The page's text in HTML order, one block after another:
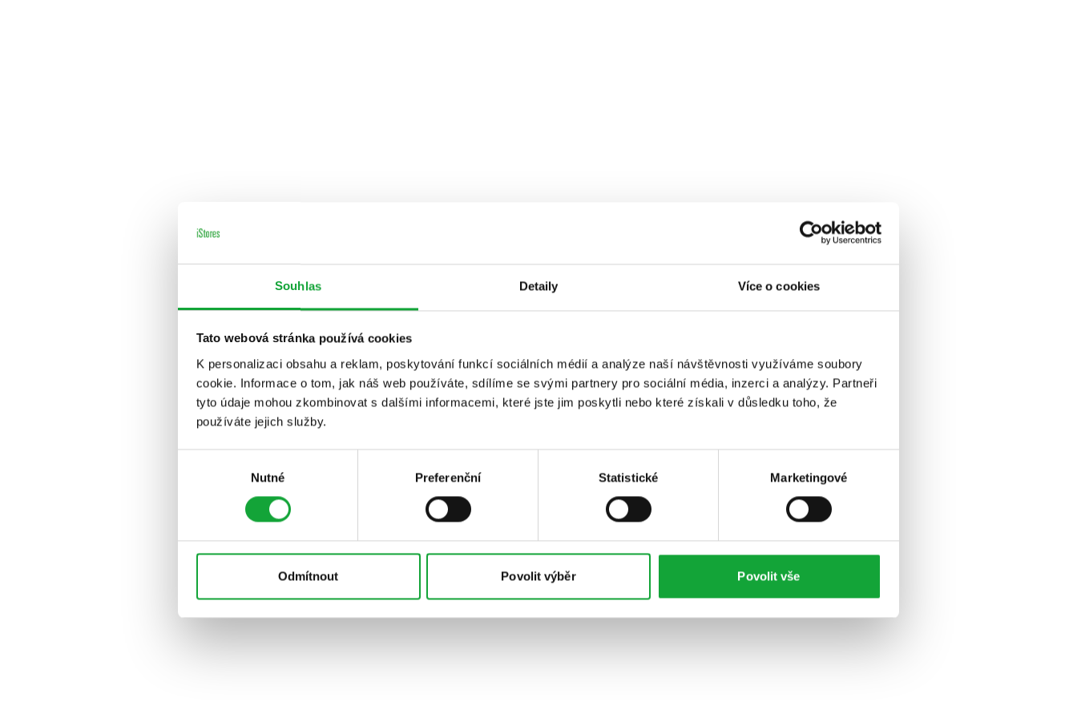
Souhlas Detaily Více o cookies
Tato webová stránka používá cookies
K personalizaci obsahu a reklam, poskytování funkcí sociálních médií a analýze naší návštěvnosti využíváme soubory
cookie. Informace o tom, jak náš web používáte, sdílíme se svými partnery pro sociální média, inzerci a analýzy. Partneři
tyto údaje mohou zkombinovat s dalšími informacemi, které jste jim poskytli nebo které získali v důsledku toho, že
používáte jejich služby.
Nutné Preferenční Statistické Marketingové
Odmítnout Povolit výběr Povolit vše